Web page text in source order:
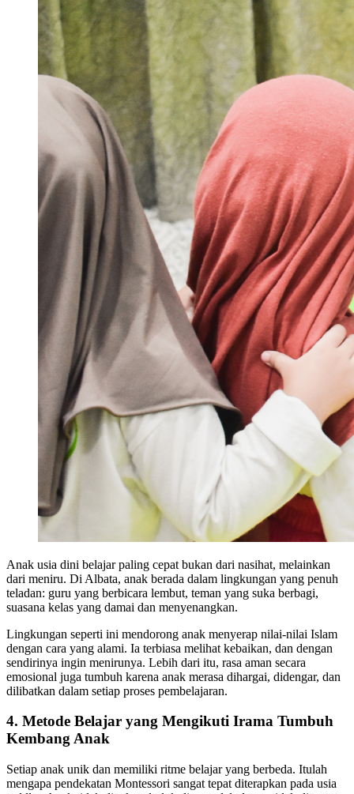
Anak usia dini belajar paling cepat bukan dari nasihat, melainkan
dari meniru. Di Albata, anak berada dalam lingkungan yang penuh
teladan: guru yang berbicara lembut, teman yang suka berbagi,
suasana kelas yang damai dan menyenangkan.
Lingkungan seperti ini mendorong anak menyerap nilai-nilai Islam
dengan cara yang alami. Ia terbiasa melihat kebaikan, dan dengan
sendirinya ingin menirunya. Lebih dari itu, rasa aman secara
emosional juga tumbuh karena anak merasa dihargai, didengar, dan
dilibatkan dalam setiap proses pembelajaran.
4. Metode Belajar yang Mengikuti Irama Tumbuh
Kembang Anak
Setiap anak unik dan memiliki ritme belajar yang berbeda. Itulah
mengapa pendekatan Montessori sangat tepat diterapkan pada usia